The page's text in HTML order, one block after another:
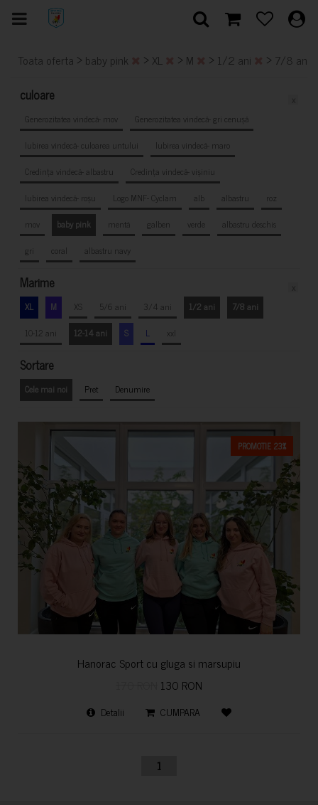
Toata oferta > baby pink > XL > M > 1/2 ani > 7/8 ani
culoare
Generozitatea vindecă- mov
Generozitatea vindecă- gri cenușă
Iubirea vindecă- culoarea untului
Iubirea vindecă- maro
Credința vindecă- albastru
Credința vindecă- vișiniu
Iubirea vindecă- roșu
Logo MNF- Cyclam alb albastru
roz
mov
baby pink mentă galben verde
albastru deschis
gri
coral albastru navy
Marime
XL M XS 5/6 ani 3/4 ani 1/2 ani
7/8 ani
10-12 ani
12-14 ani S L xxl
Sortare
Cele mai noi Pret Denumire
PROMOTIE 23%
Hanorac Sport cu gluga si marsupiu
130 RON
Detalii CUMPARA
1